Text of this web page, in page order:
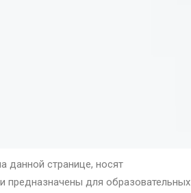
данной странице, носят
предназначены для образовательных